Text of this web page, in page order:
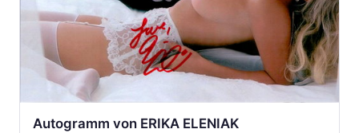
Autogramm von ERIKA ELENIAK